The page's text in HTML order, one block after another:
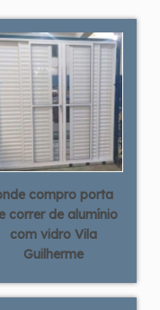
compro porta
correr de alumínio
com vidro Vila
Guilherme